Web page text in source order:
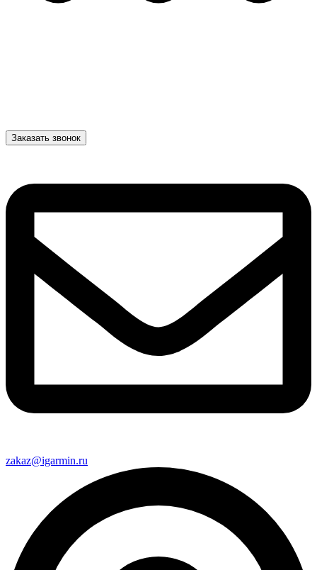
Заказать звонок
zakaz@igarmin.ru